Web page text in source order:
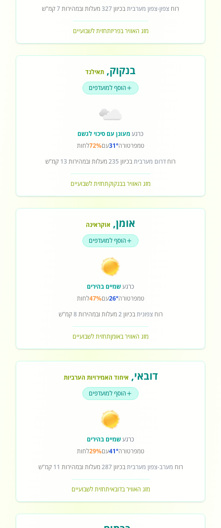
רוח צפון-צפון מערביתבכיוון327מעלות ובמהירות7קמ"ש
מזג האוויר בפריזתחזית לשבועיים
בנקוק, תאילנד
הוסף למועדפים
כרגעמעונן עם סיכוי לגשם
טמפרטורה31°עם72%לחות
רוח דרום מערביתבכיוון 235מעלות ובמהירות 13 קמ"ש
מזג האוויר בבנקוקתחזית לשבועיים
אומן, אוקראינה
הוסף למועדפים
כרגעשמיים בהירים
טמפרטורה26°עם47%לחות
רוחצפוניתבכיוון2מעלות ובמהירות8קמ"ש
מזג האוויר באומןתחזית לשבועיים
דובאי, איחוד האמירויות הערביות
הוסף למועדפים
כרגעשמיים בהירים
טמפרטורה41°עם29%לחות
רוח מערב-צפון מערביתבכיוון287מעלות ובמהירות 11 קמ"ש
מזג האוויר בדובאיתחזית לשבועיים